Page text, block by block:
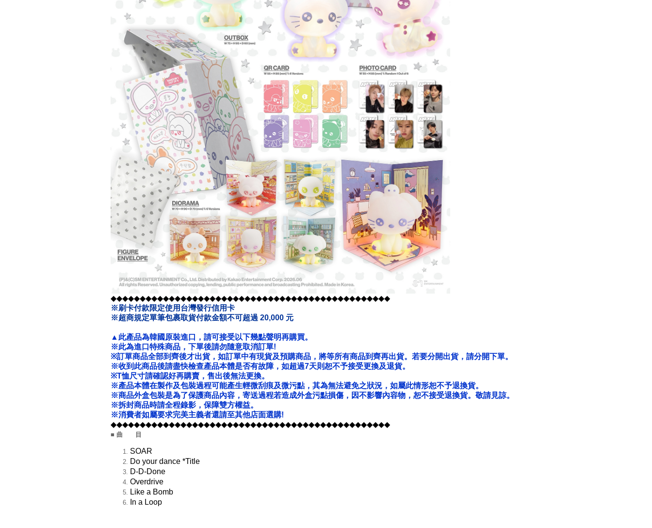
◆◆◆◆◆◆◆◆◆◆◆◆◆◆◆◆◆◆◆◆◆◆◆◆◆◆◆◆◆◆◆◆◆◆◆◆◆◆◆◆◆◆◆◆◆◆◆◆
※刷卡付款限定使用台灣發行信用卡
※超商規定單筆包裹取貨付款金額不可超過 20,000 元
▲此產品為韓國原裝進口，請可接受以下幾點聲明再購買。
※此為進口特殊商品，下單後請勿隨意取消訂單!
※訂單商品全部到齊後才出貨，如訂單中有現貨及預購商品，將等所有商品到齊再出貨。若要分開出貨，請分開下單。
※收到此商品後請盡快檢查產品本體是否有故障，如超過7天則恕不予接受更換及退貨。
※T恤尺寸請確認好再購賣，售出後無法更換。
※產品本體在製作及包裝過程可能產生輕微刮痕及微污點，其為無法避免之狀況，如屬此情形恕不予退換貨。
※商品外盒包裝是為了保護商品內容，寄送過程若造成外盒污點損傷，因不影響內容物，恕不接受退換貨。敬請見諒。
※拆封商品時請全程錄影，保障雙方權益。
※消費者如屬要求完美主義者還請至其他店面選購!
◆◆◆◆◆◆◆◆◆◆◆◆◆◆◆◆◆◆◆◆◆◆◆◆◆◆◆◆◆◆◆◆◆◆◆◆◆◆◆◆◆◆◆◆◆◆◆◆
■ 曲 目
SOAR
Do your dance *Title
D-D-Done
Overdrive
Like a Bomb
In a Loop